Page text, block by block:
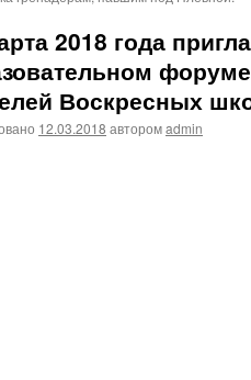
2018 года
Воскресных
12.03.2018 авторомadmin